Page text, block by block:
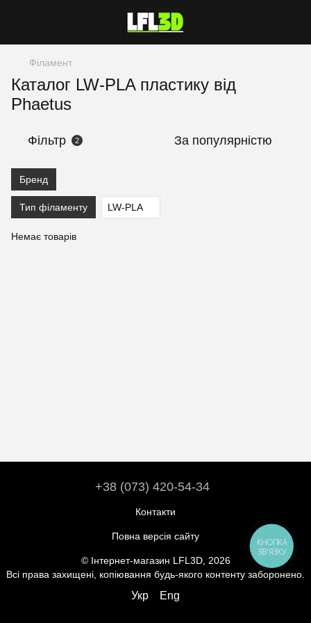
Філамент
Каталог LW-PLA пластику від
Phaetus
Фільтр 2 За популярністю
Бренд
Тип філаменту LW-PLA
Немає товарів
+38 (073) 420-54-34
Контакти
Повна версія сайту
© Інтернет-магазин LFL3D, 2026
Всі права захищені, копіювання будь-якого контенту заборонено.
Укр Eng
КНОПКА
ЗВ'ЯЗКУ